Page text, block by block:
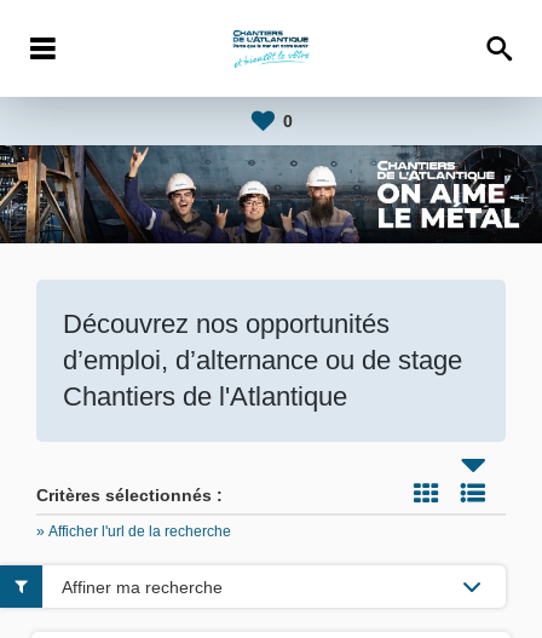
0
Découvrez nos opportunités
d’emploi, d’alternance ou de stage
Chantiers de l'Atlantique
Critères sélectionnés :
» Afficher l'url de la recherche
Affiner ma recherche